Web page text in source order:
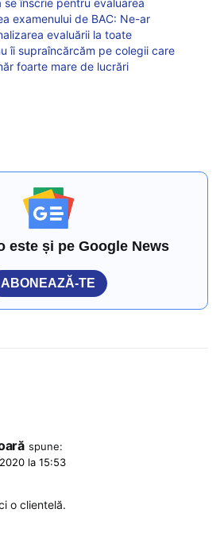
înscrie pentru evaluarea
examenului de BAC: Ne-ar
evaluării la toate
îi supraîncărcăm pe colegii care
foarte mare de lucrări
este și pe Google News
ABONEAZĂ-TE
spune:
la 15:53
o clientelă.